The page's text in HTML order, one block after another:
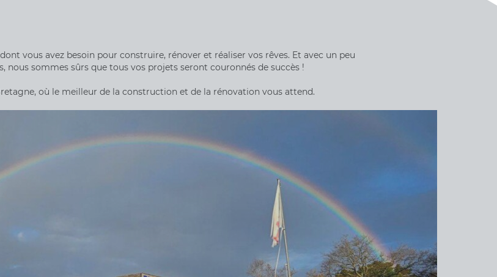
vous avez besoin pour construire, rénover et réaliser vos rêves. Et avec un peu
nous sommes sûrs que tous vos projets seront couronnés de succès !
où le meilleur de la construction et de la rénovation vous attend.